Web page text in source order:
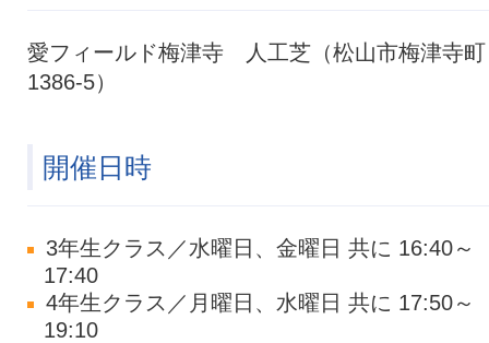
愛フィールド梅津寺 人工芝（松山市梅津寺町
1386-5）
開催日時
3年生クラス／水曜日、金曜日 共に 16:40～
17:40
4年生クラス／月曜日、水曜日 共に 17:50～
19:10